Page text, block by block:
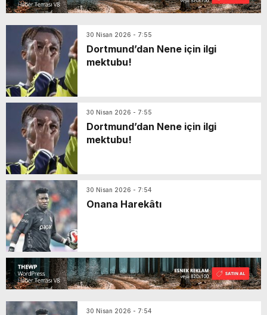
30 Nisan 2026 - 7:55
Dortmund’dan Nene için ilgi
mektubu!
30 Nisan 2026 - 7:55
Dortmund’dan Nene için ilgi
mektubu!
30 Nisan 2026 - 7:54
Onana Harekâtı
30 Nisan 2026 - 7:54